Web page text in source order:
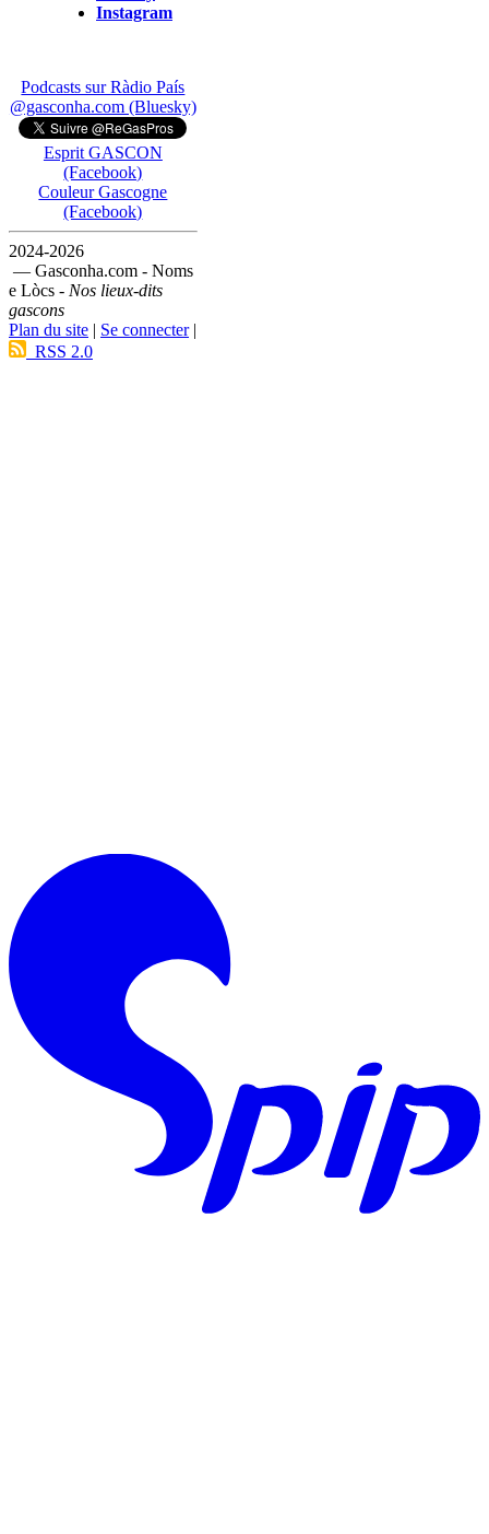
Instagram
Podcasts sur Ràdio País
@gasconha.com (Bluesky)
Esprit GASCON
(Facebook)
Couleur Gascogne
(Facebook)
2024-2026
— Gasconha.com - Noms
e Lòcs - Nos lieux-dits
gascons
Plan du site | Se connecter|
RSS 2.0